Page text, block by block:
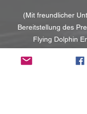
(Mit freundlicher
Bereitstellung des
Flying Dolphin
NoRush-